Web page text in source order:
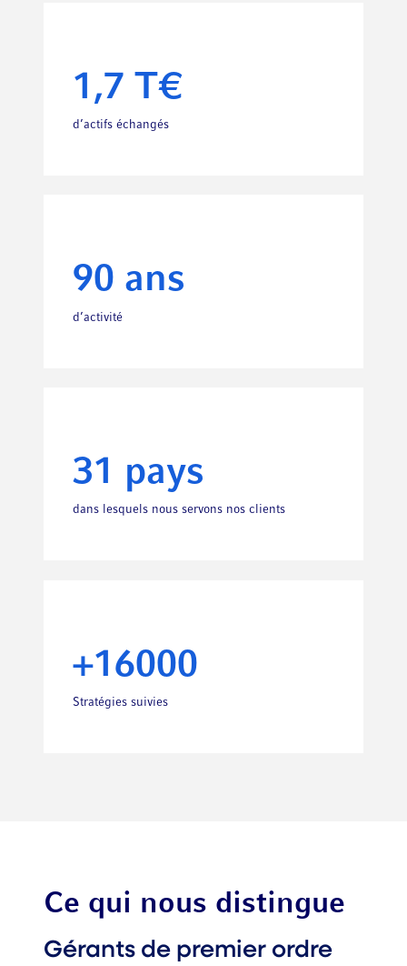
1,7 T€
d’actifs échangés
90 ans
d’activité
31 pays
dans lesquels nous servons nos clients
+16000
Stratégies suivies
Ce qui nous distingue
Gérants de premier ordre